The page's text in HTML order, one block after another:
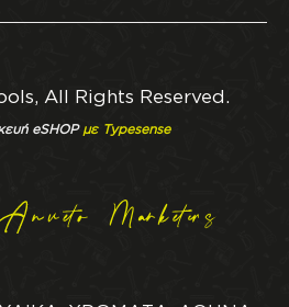
All Rights Reserved.
eSHOPμε Typesense